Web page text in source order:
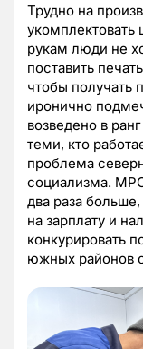
Трудно на
рукам люди не
поставить
чтобы получать
иронично
возведено в
теми, кто
проблема
социализма.
два раза
на зарплату и
конкурировать
южных районов